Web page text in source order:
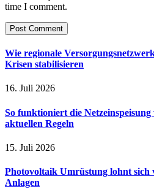
time I comment.
Wie regionale
Krisen stabilisieren
16. Juli 2026
So funktioniert die
aktuellen Regeln
15. Juli 2026
Photovoltaik Umrüstung lohnt sich
Anlagen